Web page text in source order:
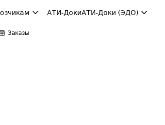
АТИ-ДокиАТИ-Доки (ЭДО)
Заказы